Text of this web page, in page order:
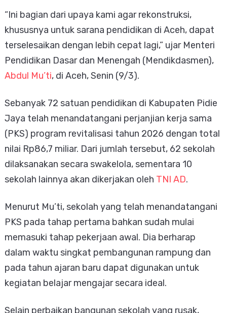
“Ini bagian dari upaya kami agar rekonstruksi,
khususnya untuk sarana pendidikan di Aceh, dapat
terselesaikan dengan lebih cepat lagi,” ujar Menteri
Pendidikan Dasar dan Menengah (Mendikdasmen),
Abdul Mu’ti, di Aceh, Senin (9/3).
Sebanyak 72 satuan pendidikan di Kabupaten Pidie
Jaya telah menandatangani perjanjian kerja sama
(PKS) program revitalisasi tahun 2026 dengan total
nilai Rp86,7 miliar. Dari jumlah tersebut, 62 sekolah
dilaksanakan secara swakelola, sementara 10
sekolah lainnya akan dikerjakan oleh TNI AD.
Menurut Mu’ti, sekolah yang telah menandatangani
PKS pada tahap pertama bahkan sudah mulai
memasuki tahap pekerjaan awal. Dia berharap
dalam waktu singkat pembangunan rampung dan
pada tahun ajaran baru dapat digunakan untuk
kegiatan belajar mengajar secara ideal.
Selain perbaikan bangunan sekolah yang rusak,